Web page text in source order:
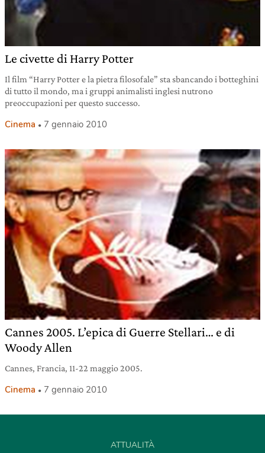
Le civette di Harry Potter
Il film “Harry Potter e la pietra filosofale” sta sbancando i botteghini
di tutto il mondo, ma i gruppi animalisti inglesi nutrono
preoccupazioni per questo successo.
Cinema 7 gennaio 2010
Cannes 2005. L’epica di Guerre Stellari… e di
Woody Allen
Cannes, Francia, 11-22 maggio 2005.
Cinema 7 gennaio 2010
ATTUALITÀ